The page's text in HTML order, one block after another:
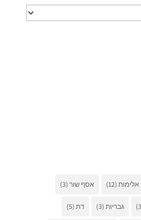
אלימות(12) אסף שור(3)
גבריות(3) דת(5)